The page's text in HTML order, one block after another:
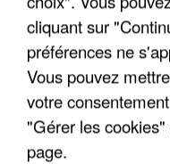
cliquant sur
préférences ne
Vous pouvez
votre
"Gérer les
page.